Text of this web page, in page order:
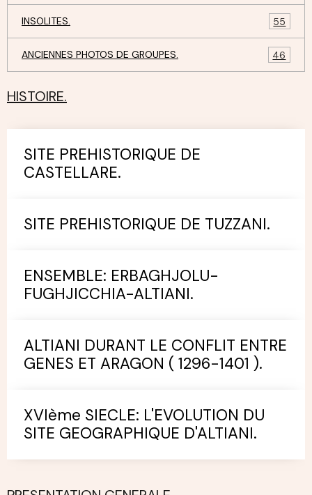
INSOLITES. 55
ANCIENNES PHOTOS DE GROUPES. 46
HISTOIRE.
SITE PREHISTORIQUE DE
CASTELLARE.
SITE PREHISTORIQUE DE TUZZANI.
ENSEMBLE: ERBAGHJOLU-
FUGHJICCHIA-ALTIANI.
ALTIANI DURANT LE CONFLIT ENTRE
GENES ET ARAGON ( 1296-1401 ).
XVIème SIECLE: L'EVOLUTION DU
SITE GEOGRAPHIQUE D'ALTIANI.